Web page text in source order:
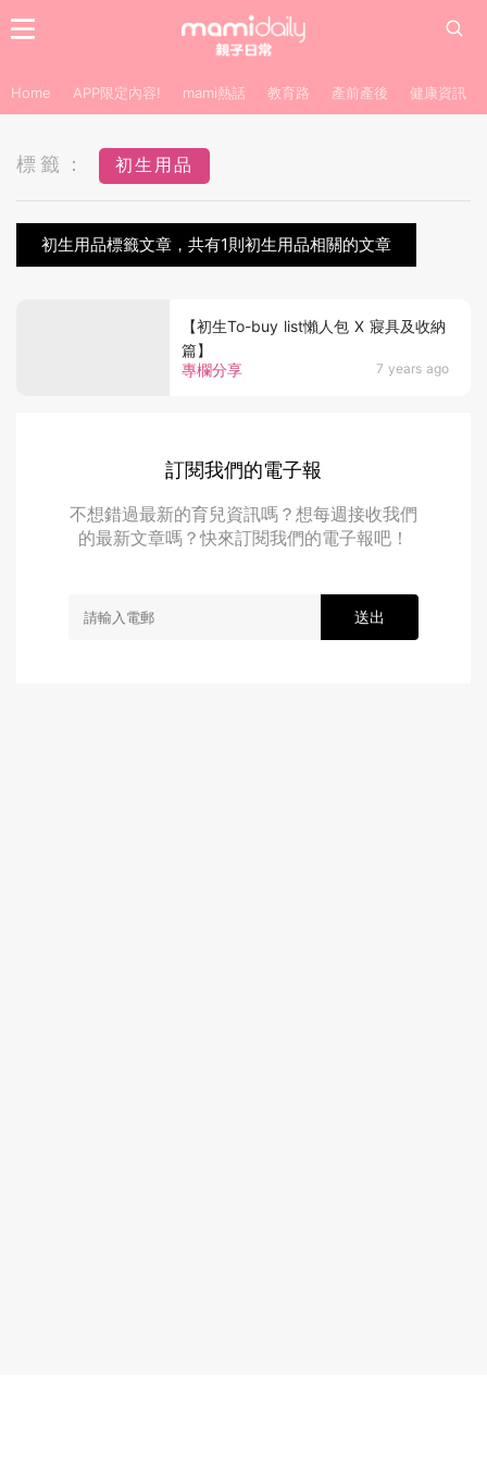
Home APP限定內容! mami熱話 教育路 產前產後 健康資訊
標籤： 初生用品
初生用品標籤文章，共有1則初生用品相關的文章
專欄分享 7 years ago
【初生To-buy list懶人包 X 寢具及收納
篇】
訂閱我們的電子報
不想錯過最新的育兒資訊嗎？想每週接收我們
的最新文章嗎？快來訂閱我們的電子報吧！
送出